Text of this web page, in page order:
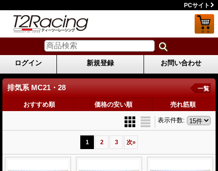
PCサイト
ログイン 新規登録 お問い合わせ
排気系 MC21・28 一覧
おすすめ順 価格の安い順 売れ筋順
表示件数:
1 2 3 次»